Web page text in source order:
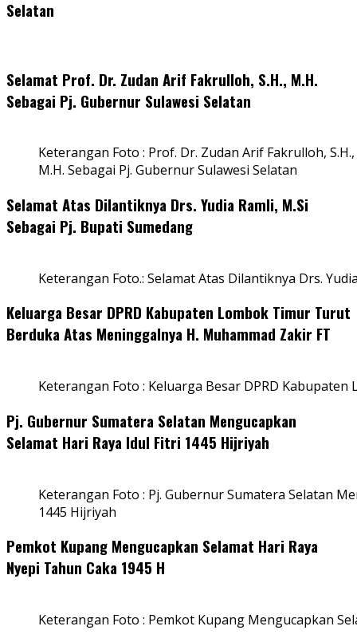
Selatan
Selamat Prof. Dr. Zudan Arif Fakrulloh, S.H., M.H.
Sebagai Pj. Gubernur Sulawesi Selatan
Keterangan Foto : Prof. Dr. Zudan Arif Fakrulloh, S.H.,
M.H. Sebagai Pj. Gubernur Sulawesi Selatan
Selamat Atas Dilantiknya Drs. Yudia Ramli, M.Si
Sebagai Pj. Bupati Sumedang
Keterangan Foto.: Selamat Atas Dilantiknya Drs.
Keluarga Besar DPRD Kabupaten Lombok Timur Turut
Berduka Atas Meninggalnya H. Muhammad Zakir FT
Keterangan Foto : Keluarga Besar DPRD
Pj. Gubernur Sumatera Selatan Mengucapkan
Selamat Hari Raya Idul Fitri 1445 Hijriyah
Keterangan Foto : Pj. Gubernur Sumatera Selatan
1445 Hijriyah
Pemkot Kupang Mengucapkan Selamat Hari Raya
Nyepi Tahun Caka 1945 H
Keterangan Foto : Pemkot Kupang Mengucapkan